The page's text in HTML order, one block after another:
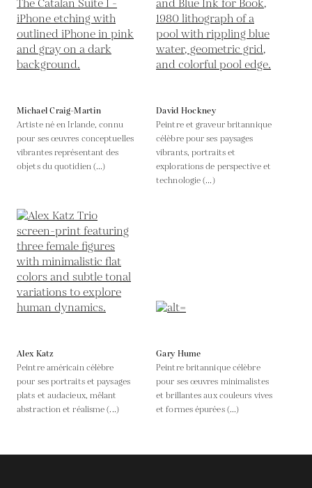
Michael Craig-Martin
Artiste né en Irlande, connu
pour ses œuvres conceptuelles
vibrantes représentant des
objets du quotidien (...)
David Hockney
Peintre et graveur britannique
célèbre pour ses paysages
vibrants, portraits et
explorations de perspective et
technologie (...)
Alex Katz
Peintre américain célèbre
pour ses portraits et paysages
plats et audacieux, mêlant
abstraction et réalisme (...)
Gary Hume
Peintre britannique célèbre
pour ses œuvres minimalistes
et brillantes aux couleurs vives
et formes épurées (...)